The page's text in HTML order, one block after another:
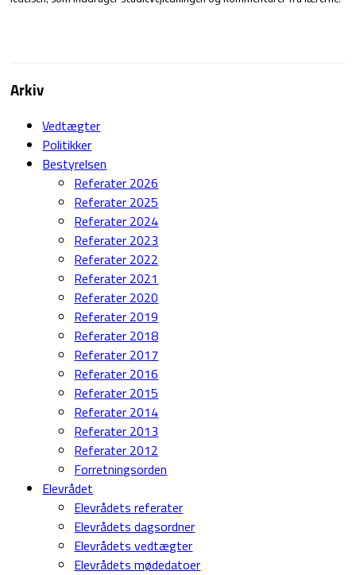
Arkiv
Vedtægter
Politikker
Bestyrelsen
Referater 2026
Referater 2025
Referater 2024
Referater 2023
Referater 2022
Referater 2021
Referater 2020
Referater 2019
Referater 2018
Referater 2017
Referater 2016
Referater 2015
Referater 2014
Referater 2013
Referater 2012
Forretningsorden
Elevrådet
Elevrådets referater
Elevrådets dagsordner
Elevrådets vedtægter
Elevrådets mødedatoer